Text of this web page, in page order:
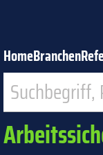
HomeBranchen